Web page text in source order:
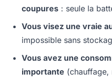
coupures : seule la
Vous visez une vraie
impossible sans
Vous avez une
importante (chauffage,